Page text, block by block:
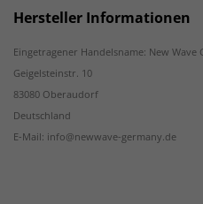
Hersteller Informationen
Eingetragener Handelsname: New Wave
Geigelsteinstr. 10
83080 Oberaudorf
Deutschland
E-Mail: info@newwave-germany.de